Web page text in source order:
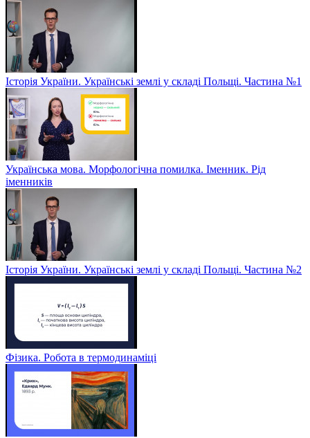
Історія України. Українські землі у складі Польщі. Частина №1
Українська мова. Морфологічна помилка. Іменник. Рід
іменників
Історія України. Українські землі у складі Польщі. Частина №2
Фізика. Робота в термодинаміці